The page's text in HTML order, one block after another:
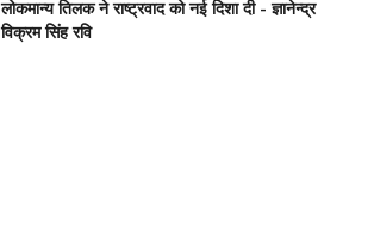
लोकमान्य तिलक ने राष्ट्रवाद को नई दिशा दी - ज्ञानेन्द्र
विक्रम सिंह रवि